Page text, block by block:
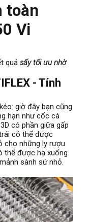
toàn
Vi
quả sấy tối ưu nhờ
- Tính
giờ đây bạn cũng
hạn như cốc cà
có phần giữa gấp
có thể được
cho những ly rượu
thể được hạ xuống
sành sứ nhỏ.